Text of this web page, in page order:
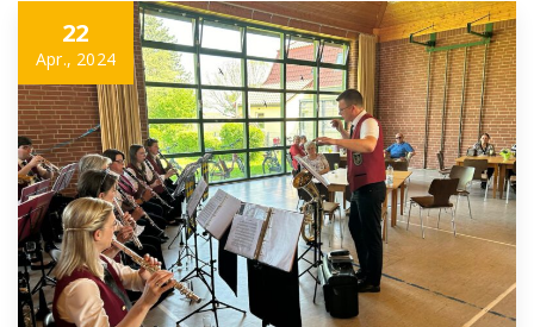
22
Apr., 2024